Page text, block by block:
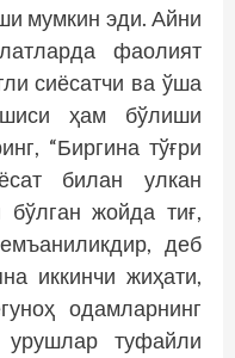
мумкин эди. Айни
фаолият
сиё­сатчи ва ўша
ҳам бўлиши
“Биргина тўғри
билан улкан
жойда тиғ,
деб
иккинчи жиҳати,
одамларнинг
урушлар туфайли